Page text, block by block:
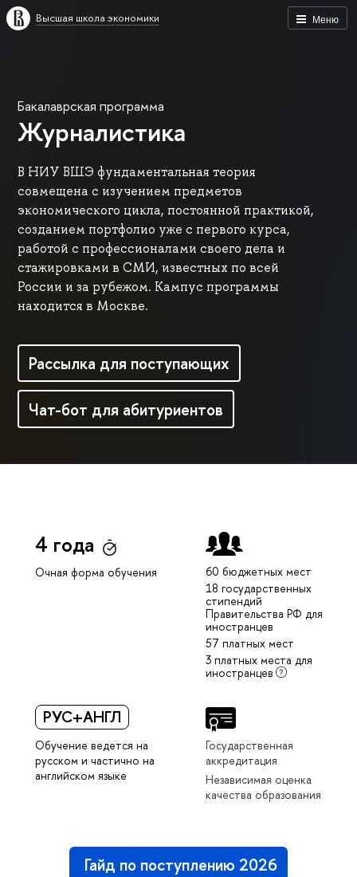
Меню
Высшая школа экономики
Бакалаврская программа
Журналистика
В НИУ ВШЭ фундаментальная теория
совмещена с изучением предметов
экономического цикла, постоянной практикой,
созданием портфолио уже с первого курса,
работой с профессионалами своего дела и
стажировками в СМИ, известных по всей
России и за рубежом. Кампус программы
находится в Москве.
Рассылка для поступающих
Чат-бот для абитуриентов
4 года
Очная форма обучения
60 бюджетных мест
18 государственных
стипендий
Правительства РФ для
иностранцев
57 платных мест
3 платных места для
иностранцев
РУС+АНГЛ
Обучение ведется на
русском и частично на
английском языке
Государственная
аккредитация
Независимая оценка
качества образования
Гайд по поступлению 2026